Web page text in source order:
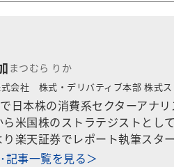
まつむら りか
会社 株式・デリバティブ本部 株式
日本株の消費系セクターアナ
米国株のストラテジストとし
楽天証券でレポート執筆スター
記事一覧を見る＞